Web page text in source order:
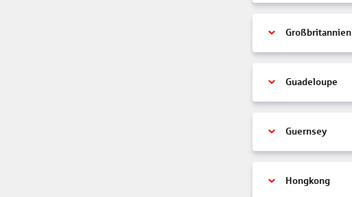
Großbritannien
Guadeloupe
Guernsey
Hongkong